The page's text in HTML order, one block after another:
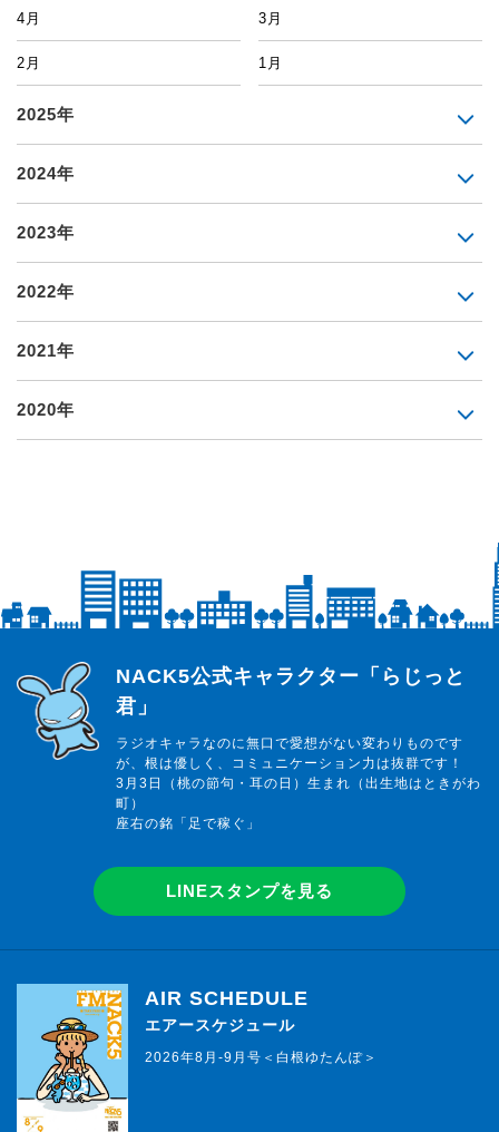
4月 3月
2月 1月
2025年
2024年
2023年
2022年
2021年
2020年
らじっと君
NACK5公式キャラクター「らじっと
君」
ラジオキャラなのに無口で愛想がない変わりものです
が、根は優しく、コミュニケーション力は抜群です！
3月3日（桃の節句・耳の日）生まれ（出生地はときがわ
町）
座右の銘「足で稼ぐ」
LINEスタンプを見る
AIR SCHEDULE
エアースケジュール
2026年8月-9月号＜白根ゆたんぽ＞